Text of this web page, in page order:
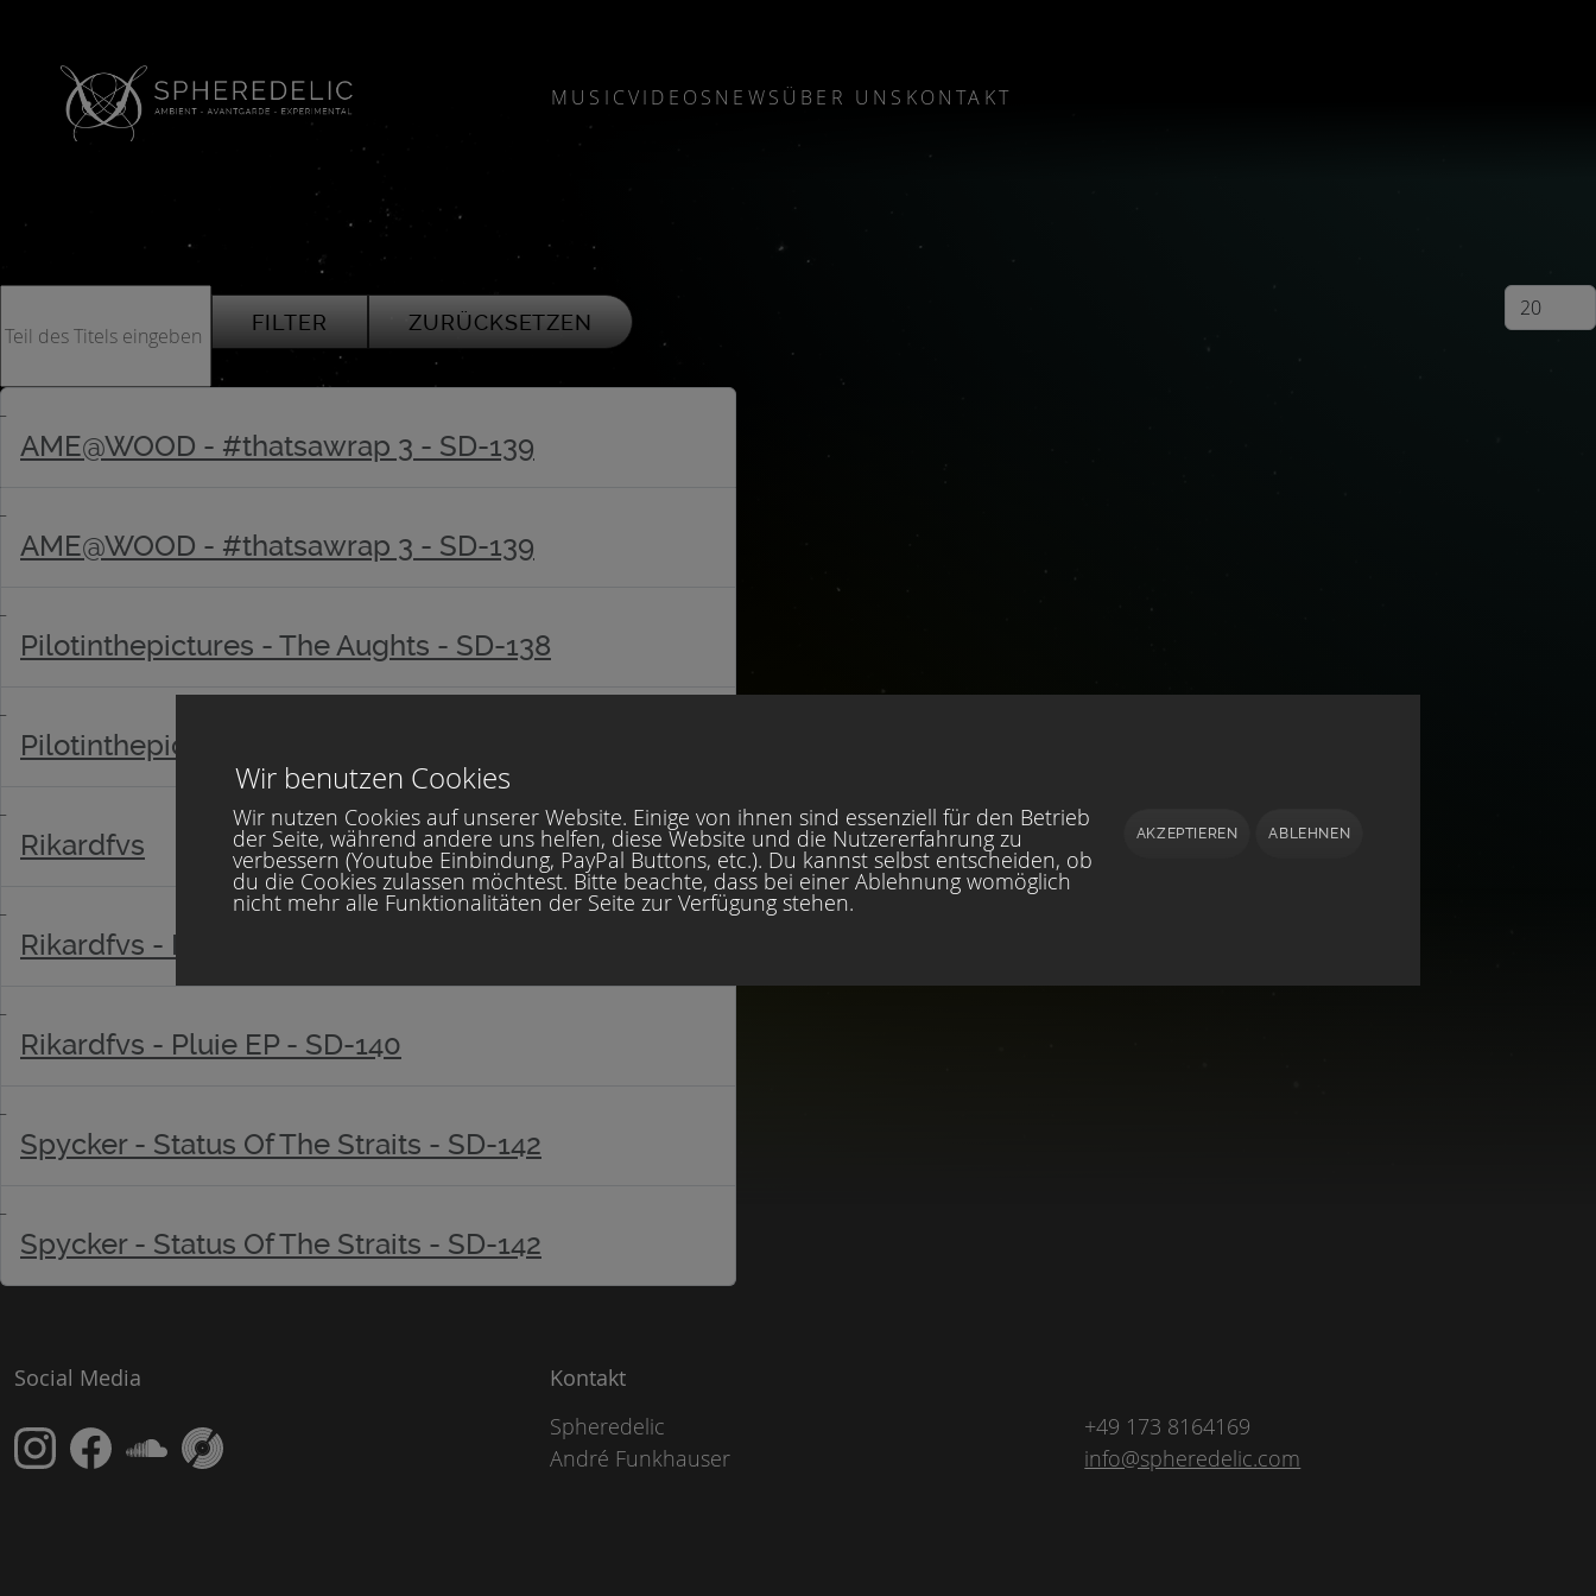
MUSICVIDEOS NEWS ÜBER UNS KONTAKT
FILTER ZURÜCKSETZEN
Anzeige #
AME@WOOD - #thatsawrap 3 - SD-139
AME@WOOD - #thatsawrap 3 - SD-139
Pilotinthepictures - The Aughts - SD-138
Pilotinthepictures - The Aughts - SD-138
Rikardfvs
Rikardfvs - Pluie EP - SD-140
Rikardfvs - Pluie EP - SD-140
Spycker - Status Of The Straits - SD-142
Spycker - Status Of The Straits - SD-142
Social Media
Kontakt
Spheredelic
André Funkhauser
+49 173 8164169
info@spheredelic.com
Wir benutzen Cookies
Wir nutzen Cookies auf unserer Website. Einige von ihnen sind essenziell für den Betrieb
der Seite, während andere uns helfen, diese Website und die Nutzererfahrung zu
verbessern (Youtube Einbindung, PayPal Buttons, etc.). Du kannst selbst entscheiden, ob
du die Cookies zulassen möchtest. Bitte beachte, dass bei einer Ablehnung womöglich
nicht mehr alle Funktionalitäten der Seite zur Verfügung stehen.
AKZEPTIEREN ABLEHNEN